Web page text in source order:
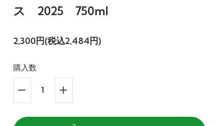
ス 2025 750ml
2,300円(税込2,484円)
購入数